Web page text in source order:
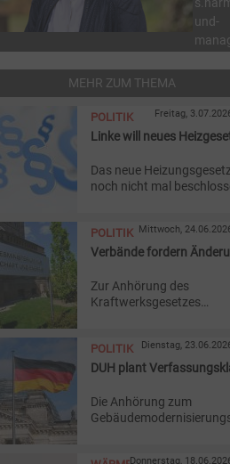
und-
MEHR ZUM THEMA
POLITIK Freitag,
Linke will neues
Das neue
noch nicht mal
Die Auswirkungen seien
unklar.
POLITIK Mittwoch,
Verbände fordern
Zur Anhörung des
Kraftwerksgesetzes
gefordert. In der Kritik
Investitionssicherheit,
Steuerung.
POLITIK Dienstag,
DUH plant
Die Anhörung zum
Donnerstag,